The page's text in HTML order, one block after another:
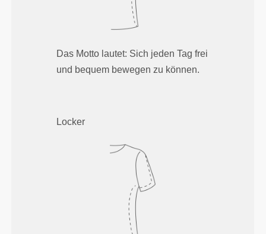
Das Motto lautet: Sich jeden Tag frei
und bequem bewegen zu können.
Locker